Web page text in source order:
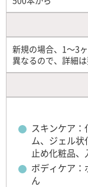
新規の場合、1～3
異なるので、詳細は
スキンケア
ム、ジェル状
止め化粧品
ボディケア：
ん